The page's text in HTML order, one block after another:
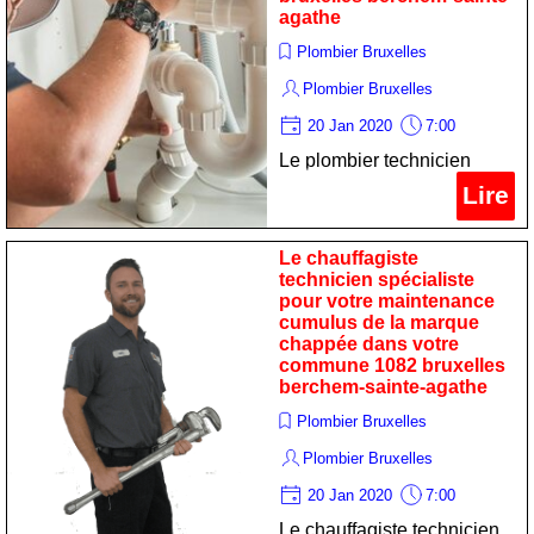
agathe
Plombier Bruxelles
Plombier Bruxelles
20 Jan 2020 7:00
Le plombier technicien
expert pour votre entretien
viessmann dans votre
commune 1082 bruxelles
berchem-sainte-agathe
Lire
Le chauffagiste
technicien spécialiste
pour votre maintenance
cumulus de la marque
chappée dans votre
commune 1082 bruxelles
berchem-sainte-agathe
Plombier Bruxelles
Plombier Bruxelles
20 Jan 2020 7:00
Le chauffagiste technicien